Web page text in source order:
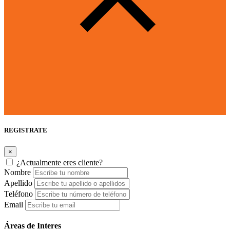
REGISTRATE
×
¿Actualmente eres cliente?
Nombre
Apellido
Teléfono
Email
Áreas de Interes